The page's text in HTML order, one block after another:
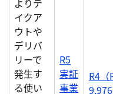
よりテ
イクア
ウトや
デリバ
リーで
発生す
る使い
R5
実証
事業
R4（